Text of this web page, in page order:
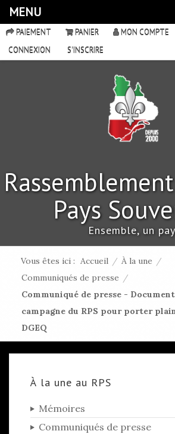
MENU
PAIEMENT PANIER
MON COMPTE
CONNEXION
S'INSCRIRE
Pays
Ensemble, un
Vous êtes ici : Accueil / À la une /
Communiqués de presse /
Communiqué de presse -
campagne du RPS pour porter
DGEQ
À la une au RPS
Mémoires
Communiqués de presse